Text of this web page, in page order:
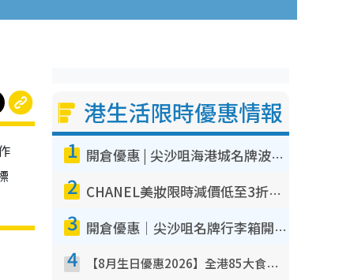
港生活限時優惠情報
1 開倉優惠 | 尖沙咀海港城名牌波鞋開倉低至1折！On鞋$899起／Joy&Peace鞋履$98起
2 CHANEL美妝限時減價低至3折！人氣粉底/唇膏/精華液低至$275！COCO香水都有平
3 開倉優惠｜尖沙咀名牌行李箱開倉低至4折！一連5日 American Tourister/ace./Hallmark $200起！
4 【8月生日優惠2026】全港85大食買玩著數攻略 自助餐/火鍋放題同行免費＋誠品/DONKI送現金券